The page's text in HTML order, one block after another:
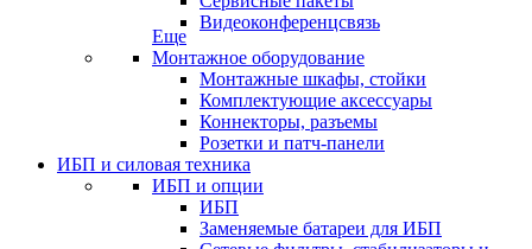
Видеоконференцсвязь
Еще
Монтажное оборудование
Монтажные шкафы, стойки
Комплектующие аксессуары
Коннекторы, разъемы
Розетки и патч-панели
ИБП и силовая техника
ИБП и опции
ИБП
Заменяемые батареи для ИБП